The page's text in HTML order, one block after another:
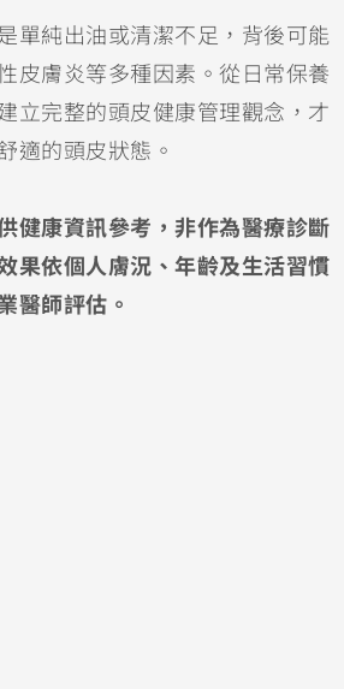
單純出油或清潔不足，背後可能
皮膚炎等多種因素。從日常保養
立完整的頭皮健康管理觀念，才
適的頭皮狀態。
健康資訊參考，非作為醫療診斷
果依個人膚況、年齡及生活習慣
醫師評估。